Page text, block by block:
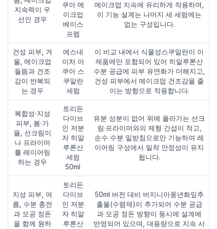
지속력이 우
선인 경우
쿠아 메
이크업
베이스
프렙
메이크업 지속에 유리하게 작용하며,
이 기능 설계는 나머지 세 세럼에는
없는 구성입니다.
건성 피부, 겨
울, 메이크업
들뜸과 건조
감이 반복되
는 경우
에스네
이처 아
쿠아 스
쿠알란
세럼
이 비교 내에서 식물성스쿠알란이 이
제품에만 포함되어 있어 히알루론산
수분 공급에 피부 유연화가 더해지고,
건성 피부에서 메이크업 건조감을 줄
이는 방향으로 작용합니다.
복합성·지성
피부, 봄·가
을, 선크림이
나 프라이머
를 레이어링
하는 경우
토리든
다이브
인 저분
자 히알
루론산
세럼
50ml
유분 성분이 없어 위에 올라가는 선크
림·프라이머와의 제형 간섭이 적고,
순수 수분 밑받침으로만 기능하여 레
이어링 구성에서 밀착 안정성이 유지
됩니다.
지성 피부, 여
름, 수분 충전
과 모공 정돈
을 함께 원하
토리든
다이브
인 저분
자 히알
루론산
50ml 버전 대비 버지니아풍년화잎추
출물(수렴제)이 추가되어 수분 공급
과 모공 정돈 방향이 동시에 설계에
반영되어 있으며, 대용량으로 지속 사